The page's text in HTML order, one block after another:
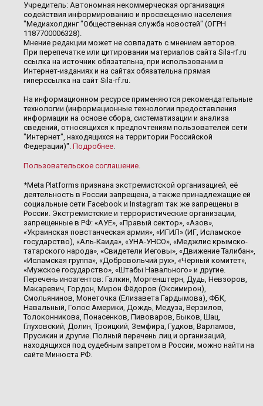
Учредитель: Автономная некоммерческая организация
содействия информированию и просвещению населения
"Медиахолдинг "Общественная служба новостей" (ОГРН
1187700006328).
Мнение редакции может не совпадать с мнением авторов.
При перепечатке или цитировании материалов сайта Sila-rf.ru
ссылка на источник обязательна, при использовании в
Интернет-изданиях и на сайтах обязательна прямая
гиперссылка на сайт Sila-rf.ru.
На информационном ресурсе применяются рекомендательные
технологии (информационные технологии предоставления
информации на основе сбора, систематизации и анализа
сведений, относящихся к предпочтениям пользователей сети
"Интернет", находящихся на территории Российской
Федерации)". Подробнее.
Пользовательское соглашение.
*Meta Platforms признана экстремистской организацией, её
деятельность в России запрещена, а также принадлежащие ей
социальные сети Facebook и Instagram так же запрещены в
России. Экстремистские и террористические организации,
запрещенные в РФ: «АУЕ», «Правый сектор», «Азов»,
«Украинская повстанческая армия», «ИГИЛ» (ИГ, Исламское
государство), «Аль-Каида», «УНА-УНСО», «Меджлис крымско-
татарского народа», «Свидетели Иеговы», «Движение Талибан»,
«Исламская группа», «Добровольчий рух», «Чёрный комитет»,
«Мужское государство», «Штабы Навального» и другие.
Перечень иноагентов: Галкин, Моргенштерн, Дудь, Невзоров,
Макаревич, Гордон, Мирон Фёдоров (Оксимирон),
Смольянинов, Монеточка (Елизавета Гардымова), ФБК,
Навальный, Голос Америки, Дождь, Медуза, Верзилов,
Толоконникова, Понасенков, Пивоваров, Быков, Шац,
Глуховский, Долин, Троицкий, Земфира, Гудков, Варламов,
Прусикин и другие. Полный перечень лиц и организаций,
находящихся под судебным запретом в России, можно найти на
сайте Минюста РФ.